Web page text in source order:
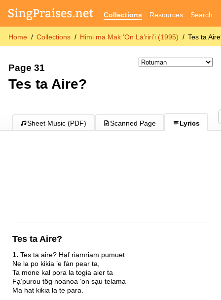
Collections Resources Search
Home Collections Himi ma Mak ’On Lȧ’riri’i (1995) Tes ta
Page 31
Tes ta Aire?
Sheet Music (PDF) Scanned Page Lyrics
Tes ta Aire?
1.Tes ta aire? Hạf riạmriạm pumuet
Ne la po kikia ’e fȧn pear ta,
Ta mone kal pora la togia aier ta
Fạ’purou tög noanoa ’on sạu telama
Ma hat kikia la te para.